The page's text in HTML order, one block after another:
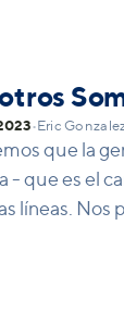
• Eric
que la
- que es el
líneas. Nos